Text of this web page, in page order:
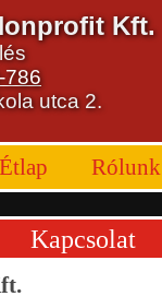
Kft.
786
utca 2.
Étlap Rólunk
Kapcsolat